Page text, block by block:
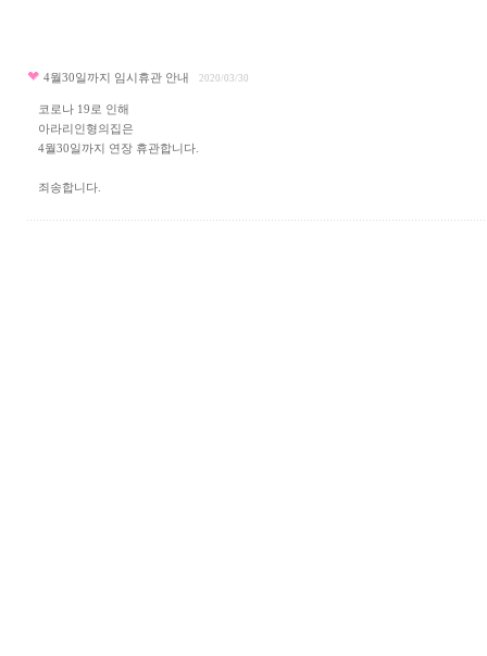
4월30일까지 임시휴관 안내 2020/03/30
코로나 19로 인해
아라리인형의집은
4월30일까지 연장 휴관합니다.
죄송합니다.